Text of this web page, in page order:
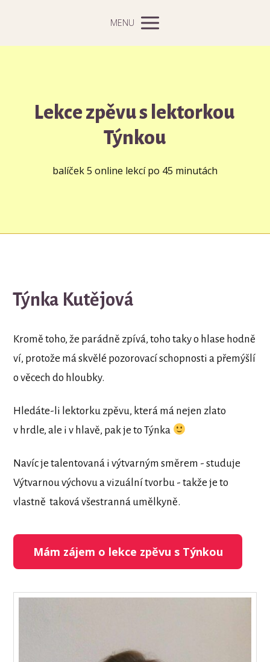
MENU
Lekce zpěvu s lektorkou
Týnkou
balíček 5 online lekcí po 45 minutách
Týnka Kutějová
Kromě toho, že parádně zpívá, toho taky o hlase hodně
ví, protože má skvělé pozorovací schopnosti a přemýšlí
o věcech do hloubky.
Hledáte-li lektorku zpěvu, která má nejen zlato
v hrdle, ale i v hlavě, pak je to Týnka
Navíc je talentovaná i výtvarným směrem - studuje
Výtvarnou výchovu a vizuální tvorbu - takže je to
vlastně taková všestranná umělkyně.
Mám zájem o lekce zpěvu s Týnkou